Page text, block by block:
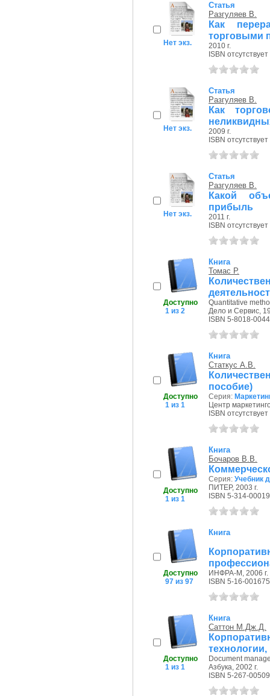
Нет экз.
Статья
Разгуляев В.
Как
торговыми
2010 г.
ISBN отсутствует
Нет экз.
Статья
Разгуляев В.
Как
2009 г.
ISBN отсутствует
Нет экз.
Статья
Разгуляев В.
Какой
прибыль
2011 г.
ISBN отсутствует
Доступно
1 из 2
Книга
Томас Р.
Quantitative
Дело и Сервис,
ISBN 5-8018-
Доступно
1 из 1
Книга
Статкус А.В.
пособие)
Серия:
Центр
ISBN отсутствует
Доступно
1 из 1
Книга
Бочаров В.В.
Серия: Учебник
ПИТЕР, 2003 г.
ISBN 5-314-
Доступно
97 из 97
Книга
ИНФРА-М, 2006 г.
ISBN 5-16-
Доступно
1 из 1
Книга
Саттон М.Дж.Д.
Document
Азбука, 2002 г.
ISBN 5-267-